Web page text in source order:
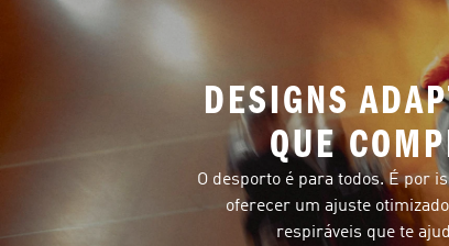
DESIGNS
QUE
O desporto é para todos. É por
oferecer um ajuste
respiráveis que te